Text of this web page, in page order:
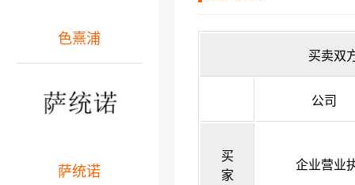
买卖双
公司
买
家
企业营业
色熹浦
萨统诺